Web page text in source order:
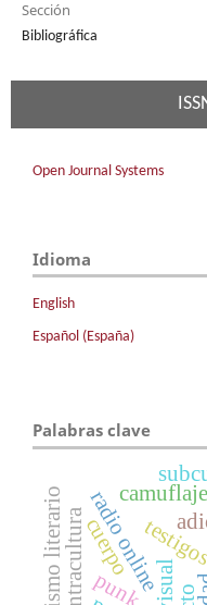
Sección
Bibliográfica
Open Journal Systems
Idioma
English
Español (España)
Palabras clave
radio online
contracultura punk
cuerpo